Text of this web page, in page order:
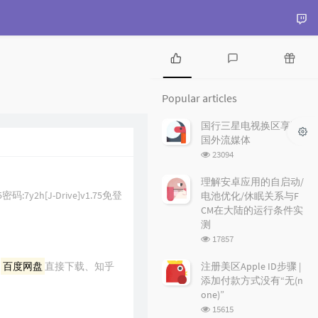
密码:7y2h[J-Drive]v1.75免登
百度网盘 直接下载、知乎
P
p
u
l
a
a
r
t
e
s
t
e
s
t
o
m
m
e
n
s
d
r
t
i
c
s
Popular articles
国行三星电视换区享受
国外流媒体
浏
次
数:
23094
理解安卓应用的自启动/
电池优化/休眠关系与F
CM在大陆的运行条件实
测
浏
次
数:
17857
注册美区Apple ID步骤 |
添加付款方式没有“无(n
one)”
浏
15615